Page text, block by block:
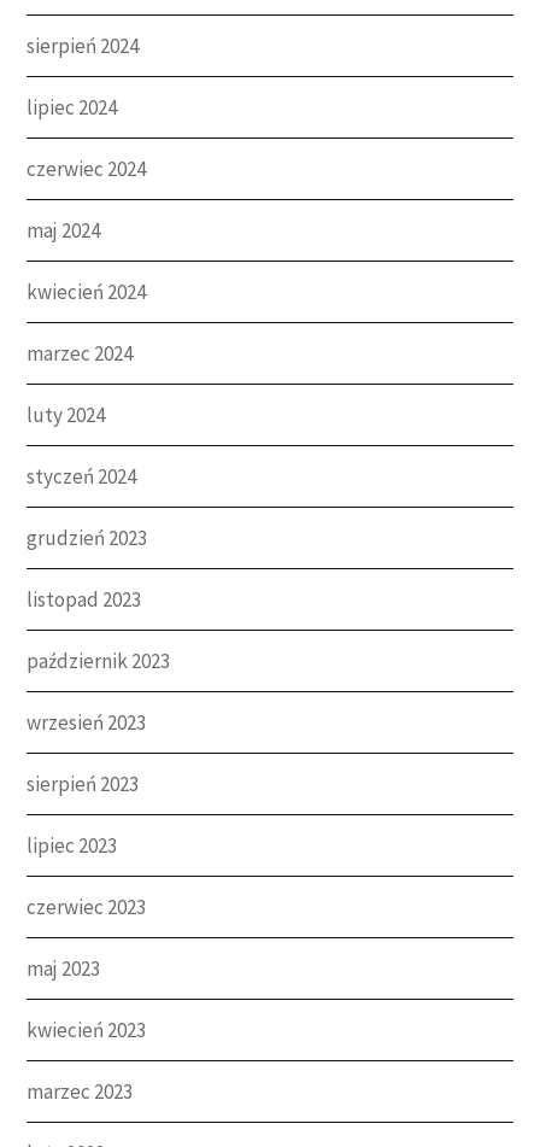
sierpień 2024
lipiec 2024
czerwiec 2024
maj 2024
kwiecień 2024
marzec 2024
luty 2024
styczeń 2024
grudzień 2023
listopad 2023
październik 2023
wrzesień 2023
sierpień 2023
lipiec 2023
czerwiec 2023
maj 2023
kwiecień 2023
marzec 2023